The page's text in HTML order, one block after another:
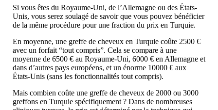
Si vous êtes du Royaume-Uni, de l’Allemagne ou des États-
Unis, vous serez soulagé de savoir que vous pouvez bénéficier
de la même procédure pour une fraction du prix en Turquie.
En moyenne, une greffe de cheveux en Turquie coûte 2500 €
avec un forfait “tout compris”. Cela se compare à une
moyenne de 6500 € au Royaume-Uni, 6000 € en Allemagne et
dans d’autres pays européens, et un énorme 10000 € aux
États-Unis (sans les fonctionnalités tout compris).
Mais combien coûte une greffe de cheveux de 2000 ou 3000
greffons en Turquie spécifiquement ? Dans de nombreuses